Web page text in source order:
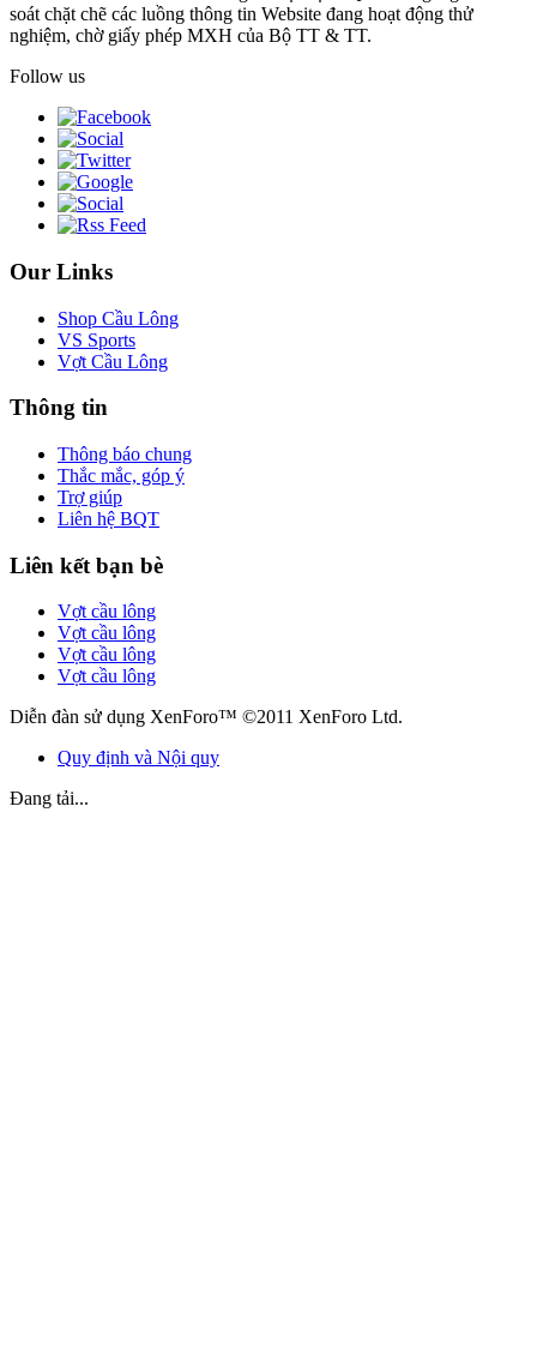
soát chặt chẽ các luồng thông tin Website đang hoạt động thử
nghiệm, chờ giấy phép MXH của Bộ TT & TT.
Follow us
Our Links
Shop Cầu Lông
VS Sports
Vợt Cầu Lông
Thông tin
Thông báo chung
Thắc mắc, góp ý
Trợ giúp
Liên hệ BQT
Liên kết bạn bè
Vợt cầu lông
Vợt cầu lông
Vợt cầu lông
Vợt cầu lông
Diễn đàn sử dụng XenForo™ ©2011 XenForo Ltd.
Quy định và Nội quy
Đang tải...